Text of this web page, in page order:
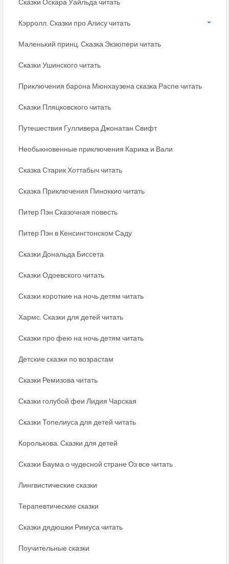
Сказки Оскара Уайльда читать
Кэрролл. Сказки про Алису читать
Маленький принц. Сказка Экзюпери читать
Сказки Ушинского читать
Приключения барона Мюнхаузена сказка Распе читать
Сказки Пляцковского читать
Путешествия Гулливера Джонатан Свифт
Необыкновенные приключения Карика и Вали
Сказка Старик Хоттабыч читать
Сказка Приключения Пиноккио читать
Питер Пэн Сказочная повесть
Питер Пэн в Кенсингтонском Саду
Сказки Дональда Биссета
Сказки Одоевского читать
Сказки короткие на ночь детям читать
Хармс. Сказки для детей читать
Сказки про фею на ночь детям читать
Детские сказки по возрастам
Сказки Ремизова читать
Сказки голубой феи Лидия Чарская
Сказки Топелиуса для детей читать
Королькова. Сказки для детей
Сказки Баума о чудесной стране Оз все читать
Лингвистические сказки
Терапевтические сказки
Сказки дядюшки Римуса читать
Поучительные сказки